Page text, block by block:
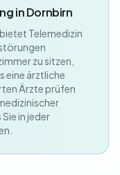
in Dornbirn
Telemedizin
zu sitzen,
eine ärztliche
Ärzte prüfen
in jeder